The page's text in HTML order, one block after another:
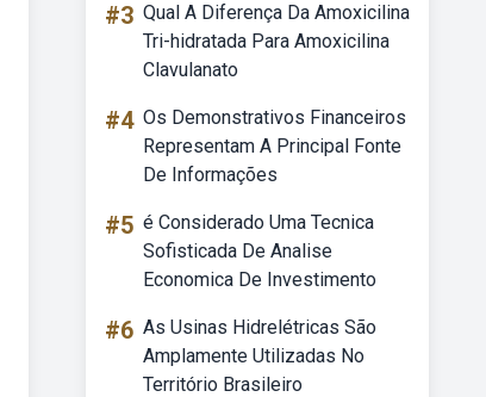
#3 Qual A Diferença Da Amoxicilina
Tri-hidratada Para Amoxicilina
Clavulanato
#4 Os Demonstrativos Financeiros
Representam A Principal Fonte
De Informações
#5 é Considerado Uma Tecnica
Sofisticada De Analise
Economica De Investimento
#6 As Usinas Hidrelétricas São
Amplamente Utilizadas No
Território Brasileiro